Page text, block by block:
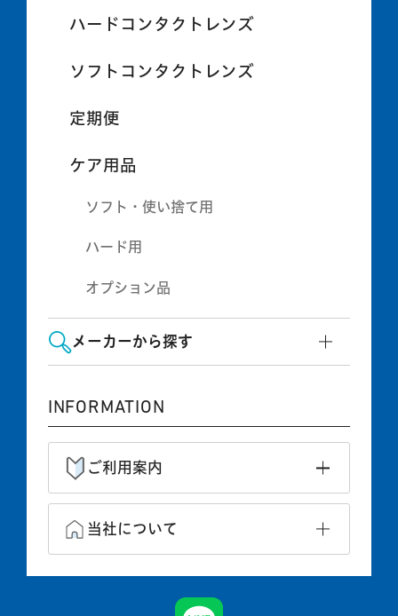
ハードコンタクトレンズ
ソフトコンタクトレンズ
定期便
ケア用品
ソフト・使い捨て用
ハード用
オプション品
メーカーから探す
INFORMATION
ご利用案内
当社について